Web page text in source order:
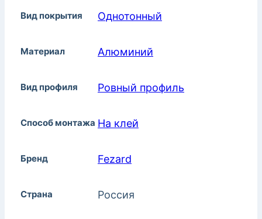
Вид покрытия Однотонный
Материал Алюминий
Вид профиля Ровный профиль
Способ монтажа На клей
Бренд Fezard
Страна Россия